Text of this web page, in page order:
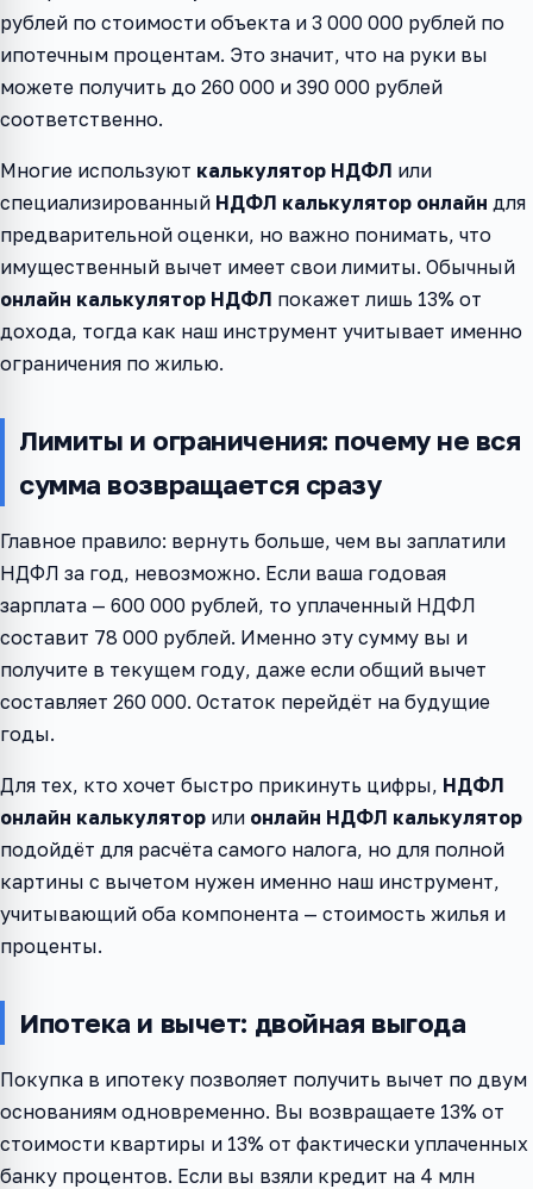
рублей по стоимости объекта и 3 000 000 рублей по
ипотечным процентам. Это значит, что на руки вы
можете получить до 260 000 и 390 000 рублей
соответственно.
Многие используют калькулятор НДФЛ или
специализированный НДФЛ калькулятор онлайн для
предварительной оценки, но важно понимать, что
имущественный вычет имеет свои лимиты. Обычный
онлайн калькулятор НДФЛ покажет лишь 13% от
дохода, тогда как наш инструмент учитывает именно
ограничения по жилью.
Лимиты и ограничения: почему не вся
сумма возвращается сразу
Главное правило: вернуть больше, чем вы заплатили
НДФЛ за год, невозможно. Если ваша годовая
зарплата — 600 000 рублей, то уплаченный НДФЛ
составит 78 000 рублей. Именно эту сумму вы и
получите в текущем году, даже если общий вычет
составляет 260 000. Остаток перейдёт на будущие
годы.
Для тех, кто хочет быстро прикинуть цифры, НДФЛ
онлайн калькулятор или онлайн НДФЛ калькулятор
подойдёт для расчёта самого налога, но для полной
картины с вычетом нужен именно наш инструмент,
учитывающий оба компонента — стоимость жилья и
проценты.
Ипотека и вычет: двойная выгода
Покупка в ипотеку позволяет получить вычет по двум
основаниям одновременно. Вы возвращаете 13% от
стоимости квартиры и 13% от фактически уплаченных
банку процентов. Если вы взяли кредит на 4 млн